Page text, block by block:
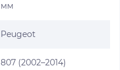
мм
Peugeot
807 (2002–2014)